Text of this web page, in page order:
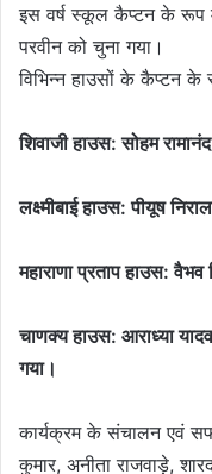
इस वर्ष स्कूल कैप्टन के रूप
परवीन को चुना गया।
विभिन्न हाउसों के कैप्टन
शिवाजी हाउस: सोहम
लक्ष्मीबाई हाउस: पीयूष
महाराणा प्रताप हाउस:
चाणक्य हाउस: आराध्या
गया।
कार्यक्रम के संचालन एवं
कुमार, अनीता राजवाड़े,